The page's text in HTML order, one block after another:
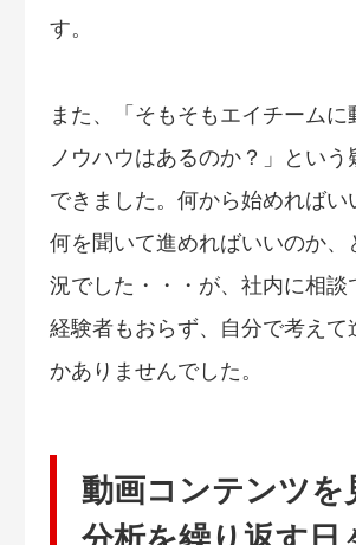
す。
また、「そもそもエイチームに
ノウハウはあるのか？」という
できました。何から始めればい
何を聞いて進めればいいのか、
況でした・・・が、社内に相談
経験者もおらず、自分で考えて
かありませんでした。
動画コンテンツを